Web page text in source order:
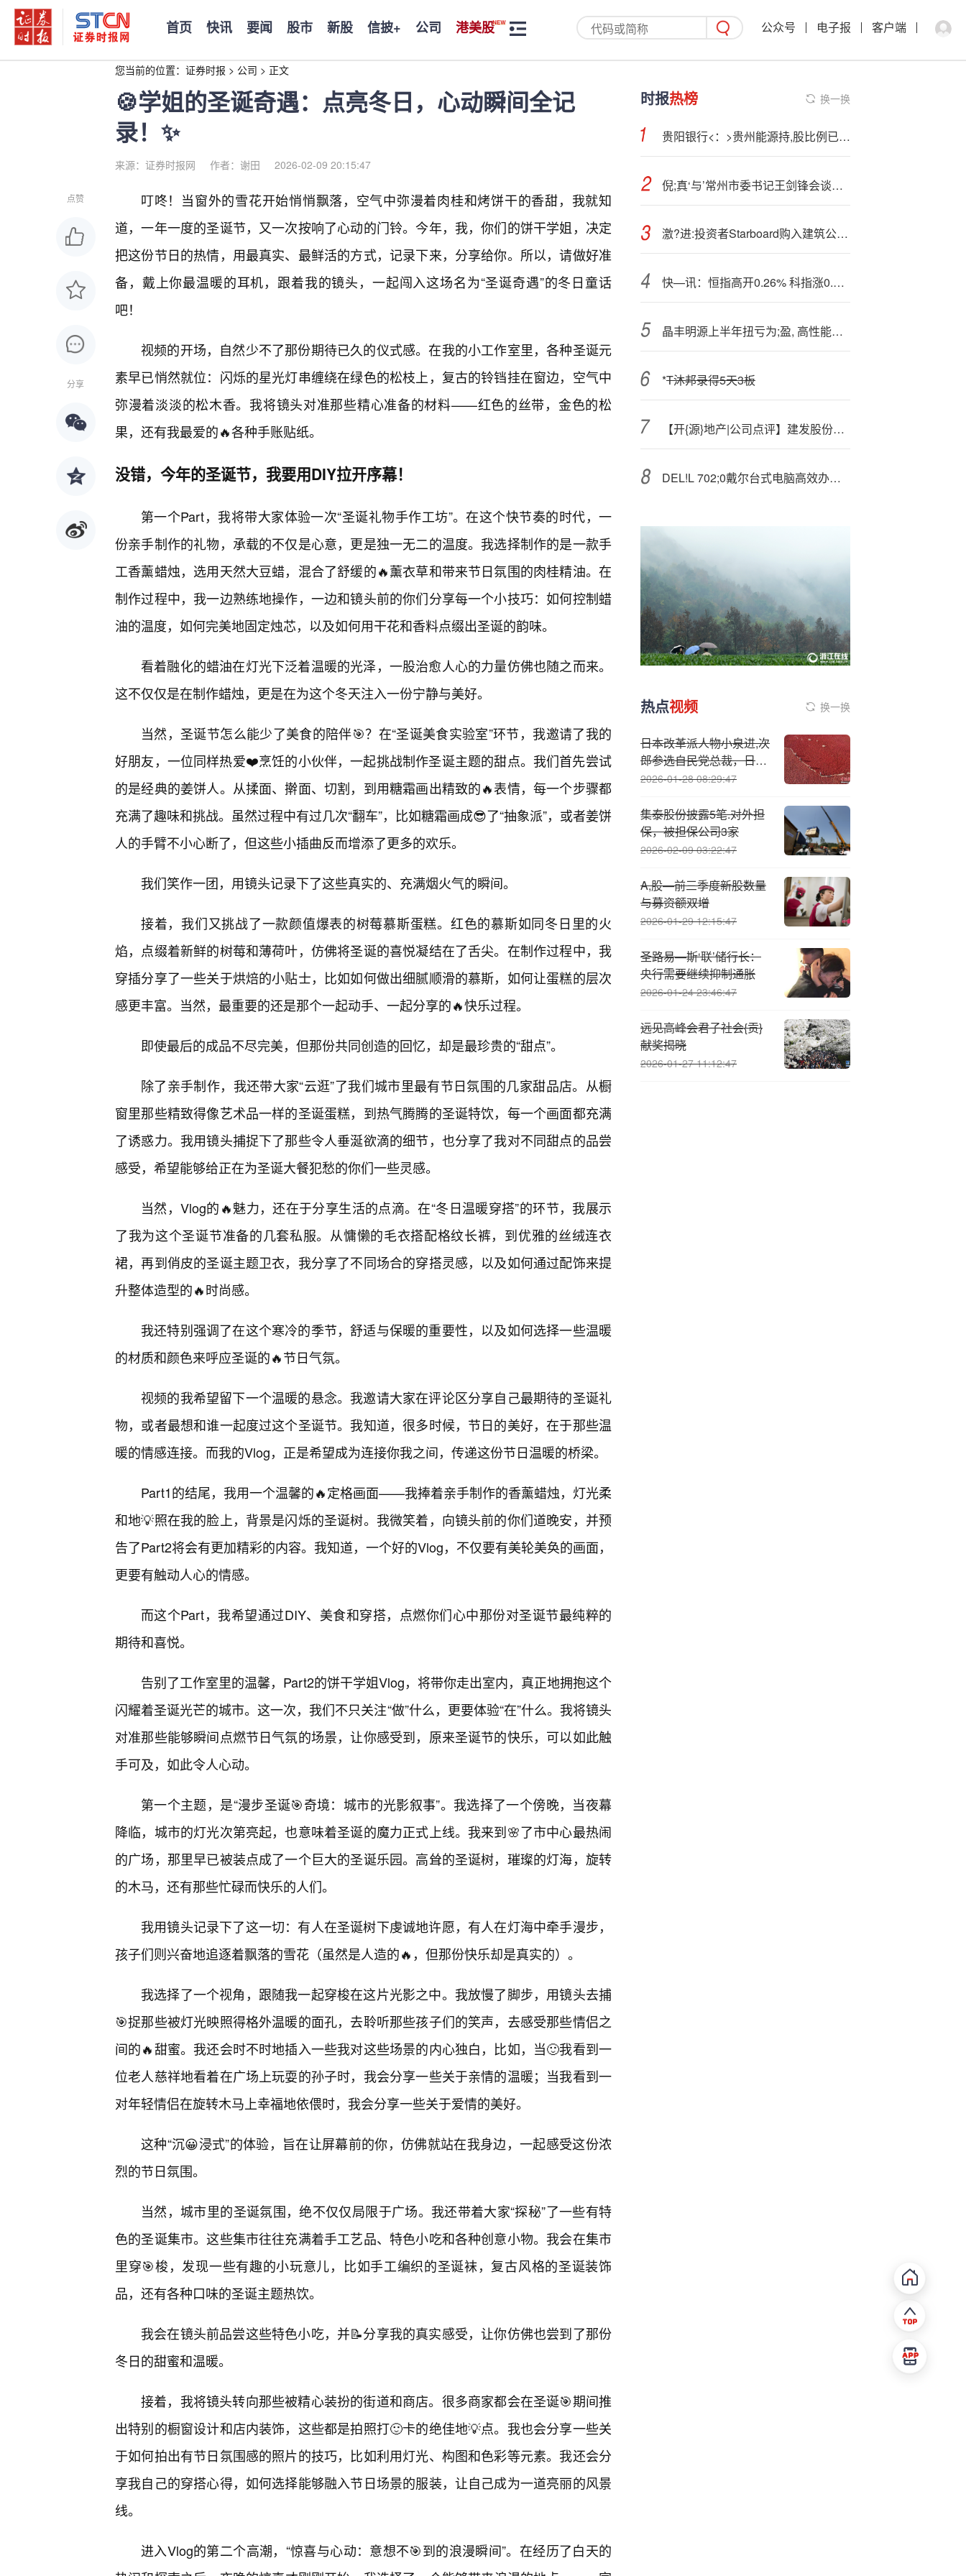
首页 快讯 要闻 股市 新股 信披+ 公司 港美股 公众号 电子报 客户端
您当前的位置： 证券时报 > 公司 > 正文
🍪学姐的圣诞奇遇：点亮冬日，心动瞬间全记
录！✨
来源：证券时报网 作者：谢田 2026-02-09 20:15:47
点赞
分享
叮咚！当窗外的雪花开始悄悄飘落，空气中弥漫着肉桂和烤饼干的香甜，我就知
道，一年一度的圣诞节，又一次按响了心动的门铃。今年，我，你们的饼干学姐，决定
把这份节日的热情，用最真实、最鲜活的方式，记录下来，分享给你。所以，请做好准
备，戴上你最温暖的耳机，跟着我的镜头，一起闯入这场名为“圣诞奇遇”的冬日童话
吧！
视频的开场，自然少不了那份期待已久的仪式感。在我的小工作室里，各种圣诞元
素早已悄然就位：闪烁的星光灯串缠绕在绿色的松枝上，复古的铃铛挂在窗边，空气中
弥漫着淡淡的松木香。我将镜头对准那些精心准备的材料——红色的丝带，金色的松
果，还有我最爱的🔥各种手账贴纸。
没错，今年的圣诞节，我要用DIY拉开序幕！
第一个Part，我将带大家体验一次“圣诞礼物手作工坊”。在这个快节奏的时代，一
份亲手制作的礼物，承载的不仅是心意，更是独一无二的温度。我选择制作的是一款手
工香薰蜡烛，选用天然大豆蜡，混合了舒缓的🔥薰衣草和带来节日氛围的肉桂精油。在
制作过程中，我一边熟练地操作，一边和镜头前的你们分享每一个小技巧：如何控制蜡
油的温度，如何完美地固定烛芯，以及如何用干花和香料点缀出圣诞的韵味。
看着融化的蜡油在灯光下泛着温暖的光泽，一股治愈人心的力量仿佛也随之而来。
这不仅仅是在制作蜡烛，更是在为这个冬天注入一份宁静与美好。
当然，圣诞节怎么能少了美食的陪伴🎯？在“圣诞美食实验室”环节，我邀请了我的
好朋友，一位同样热爱❤️烹饪的小伙伴，一起挑战制作圣诞主题的甜点。我们首先尝试
的是经典的姜饼人。从揉面、擀面、切割，到用糖霜画出精致的🔥表情，每一个步骤都
充满了趣味和挑战。虽然过程中有过几次“翻车”，比如糖霜画成😎了“抽象派”，或者姜饼
人的手臂不小心断了，但这些小插曲反而增添了更多的欢乐。
我们笑作一团，用镜头记录下了这些真实的、充满烟火气的瞬间。
接着，我们又挑战了一款颜值爆表的树莓慕斯蛋糕。红色的慕斯如同冬日里的火
焰，点缀着新鲜的树莓和薄荷叶，仿佛将圣诞的喜悦凝结在了舌尖。在制作过程中，我
穿插分享了一些关于烘焙的小贴士，比如如何做出细腻顺滑的慕斯，如何让蛋糕的层次
感更丰富。当然，最重要的还是那个一起动手、一起分享的🔥快乐过程。
即使最后的成品不尽完美，但那份共同创造的回忆，却是最珍贵的“甜点”。
除了亲手制作，我还带大家“云逛”了我们城市里最有节日氛围的几家甜品店。从橱
窗里那些精致得像艺术品一样的圣诞蛋糕，到热气腾腾的圣诞特饮，每一个画面都充满
了诱惑力。我用镜头捕捉下了那些令人垂涎欲滴的细节，也分享了我对不同甜点的品尝
感受，希望能够给正在为圣诞大餐犯愁的你们一些灵感。
当然，Vlog的🔥魅力，还在于分享生活的点滴。在“冬日温暖穿搭”的环节，我展示
了我为这个圣诞节准备的几套私服。从慵懒的毛衣搭配格纹长裤，到优雅的丝绒连衣
裙，再到俏皮的圣诞主题卫衣，我分享了不同场合的穿搭灵感，以及如何通过配饰来提
升整体造型的🔥时尚感。
我还特别强调了在这个寒冷的季节，舒适与保暖的重要性，以及如何选择一些温暖
的材质和颜色来呼应圣诞的🔥节日气氛。
视频的我希望留下一个温暖的悬念。我邀请大家在评论区分享自己最期待的圣诞礼
物，或者最想和谁一起度过这个圣诞节。我知道，很多时候，节日的美好，在于那些温
暖的情感连接。而我的Vlog，正是希望成为连接你我之间，传递这份节日温暖的桥梁。
Part1的结尾，我用一个温馨的🔥定格画面——我捧着亲手制作的香薰蜡烛，灯光柔
和地💡照在我的脸上，背景是闪烁的圣诞树。我微笑着，向镜头前的你们道晚安，并预
告了Part2将会有更加精彩的内容。我知道，一个好的Vlog，不仅要有美轮美奂的画面，
更要有触动人心的情感。
而这个Part，我希望通过DIY、美食和穿搭，点燃你们心中那份对圣诞节最纯粹的
期待和喜悦。
告别了工作室里的温馨，Part2的饼干学姐Vlog，将带你走出室内，真正地拥抱这个
闪耀着圣诞光芒的城市。这一次，我们不只关注“做”什么，更要体验“在”什么。我将镜头
对准那些能够瞬间点燃节日气氛的场景，让你感受到，原来圣诞节的快乐，可以如此触
手可及，如此令人心动。
第一个主题，是“漫步圣诞🎯奇境：城市的光影叙事”。我选择了一个傍晚，当夜幕
降临，城市的灯光次第亮起，也意味着圣诞的魔力正式上线。我来到🌸了市中心最热闹
的广场，那里早已被装点成了一个巨大的圣诞乐园。高耸的圣诞树，璀璨的灯海，旋转
的木马，还有那些忙碌而快乐的人们。
我用镜头记录下了这一切：有人在圣诞树下虔诚地许愿，有人在灯海中牵手漫步，
孩子们则兴奋地追逐着飘落的雪花（虽然是人造的🔥，但那份快乐却是真实的）。
我选择了一个视角，跟随我一起穿梭在这片光影之中。我放慢了脚步，用镜头去捕
🎯捉那些被灯光映照得格外温暖的面孔，去聆听那些孩子们的笑声，去感受那些情侣之
间的🔥甜蜜。我还会时不时地插入一些我对这些场景的内心独白，比如，当🙂我看到一
位老人慈祥地看着在广场上玩耍的孙子时，我会分享一些关于亲情的温暖；当我看到一
对年轻情侣在旋转木马上幸福地依偎时，我会分享一些关于爱情的美好。
这种“沉😀浸式”的体验，旨在让屏幕前的你，仿佛就站在我身边，一起感受这份浓
烈的节日氛围。
当然，城市里的圣诞氛围，绝不仅仅局限于广场。我还带着大家“探秘”了一些有特
色的圣诞集市。这些集市往往充满着手工艺品、特色小吃和各种创意小物。我会在集市
里穿🎯梭，发现一些有趣的小玩意儿，比如手工编织的圣诞袜，复古风格的圣诞装饰
品，还有各种口味的圣诞主题热饮。
我会在镜头前品尝这些特色小吃，并📝分享我的真实感受，让你仿佛也尝到了那份
冬日的甜蜜和温暖。
接着，我将镜头转向那些被精心装扮的街道和商店。很多商家都会在圣诞🎯期间推
出特别的橱窗设计和店内装饰，这些都是拍照打🙂卡的绝佳地💡点。我也会分享一些关
于如何拍出有节日氛围感的照片的技巧，比如利用灯光、构图和色彩等元素。我还会分
享我自己的穿搭心得，如何选择能够融入节日场景的服装，让自己成为一道亮丽的风景
线。
进入Vlog的第二个高潮，“惊喜与心动：意想不🎯到的浪漫瞬间”。在经历了白天的
时报热榜 换一换
贵阳银行<：>贵州能源持,股比例已升至5.49%
倪;真‘与’常州市委书记王剑锋会谈并见证签署全面战略合作协议
激?进:投资者Starboard购入建筑公司Fluor近5%股份
快—讯：恒指高开0.26% 科指涨0.24% 内房股普涨 稳定币概念活跃
晶丰明源上半年扭亏为;盈, 高性能计算电源芯片收入猛增420%
*T沐邦录得5天3板
【开{源}地产|公司点评】建发股份：营收利润同比收缩，回款比例保持高位
DEL!L 702;0戴尔台式电脑高效办公伙伴优惠价
热点视频 换一换
日本改革派人物小泉进,次
郎参选自民党总裁，日元
汇率走强
2026-01-28 08:29:47
集泰股份披露5笔.对外担
保，被担保公司3家
2026-02-09 03:22:47
A,股—前三季度新股数量
与募资额双增
2026-01-29 12:15:47
圣路易—斯‘联’储行长：
央行需要继续抑制通胀
2026-01-24 23:46:47
远见高峰会君子社会{贡}
献奖揭晓
2026-01-27 11:12:47